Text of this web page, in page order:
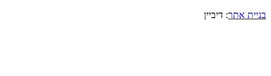
בניית אתר: דיביין